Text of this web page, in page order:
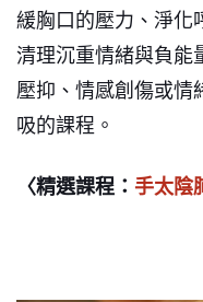
緩胸口的壓力、淨化
清理沉重情緒與負能
壓抑、情感創傷或情
吸的課程。
〈精選課程： 手太陰